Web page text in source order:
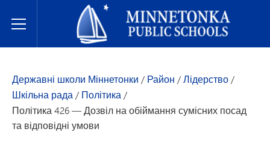
Toggle Menu
Державні школи Міннетонки
Державні школи Міннетонки / Район /Лідерство/
Шкільна рада/ Політика/
Політика 426 — Дозвіл на обіймання сумісних посад
та відповідні умови